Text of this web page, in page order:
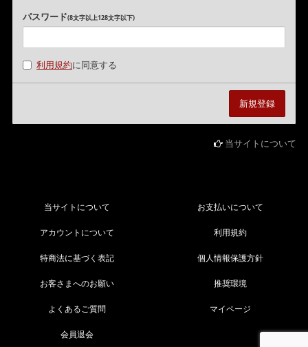
パスワード(8文字以上128文字以下)
利用規約に同意する
当サイトについて
当サイトについて お支払いについて
アカウントについて 利用規約
特商法に基づく表記 個人情報保護方針
お客さまへのお願い 推奨環境
よくあるご質問 マイページ
会員退会